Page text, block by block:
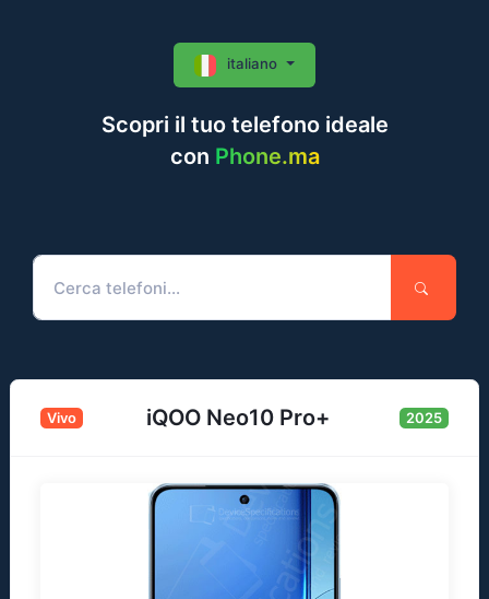
Scopri il tuo telefono ideale
con Phone.ma
italiano
Vivo iQOO Neo10 Pro+ 2025